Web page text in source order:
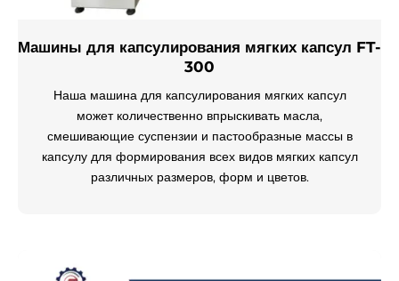
Машины для капсулирования мягких капсул FT-
300
Наша машина для капсулирования мягких капсул
может количественно впрыскивать масла,
смешивающие суспензии и пастообразные массы в
капсулу для формирования всех видов мягких капсул
различных размеров, форм и цветов.